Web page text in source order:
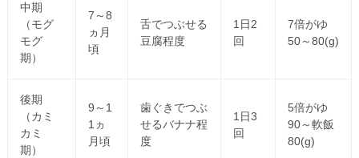
中期
（モグ
モグ
期）
7～8
ヵ月
頃
舌でつぶせる
豆腐程度
1日2
回
7倍がゆ
50～80(g)
後期
（カミ
カミ
期）
9～1
1ヵ
月頃
歯ぐきでつぶ
せるバナナ程
度
1日3
回
5倍がゆ
90～軟飯
80(g)